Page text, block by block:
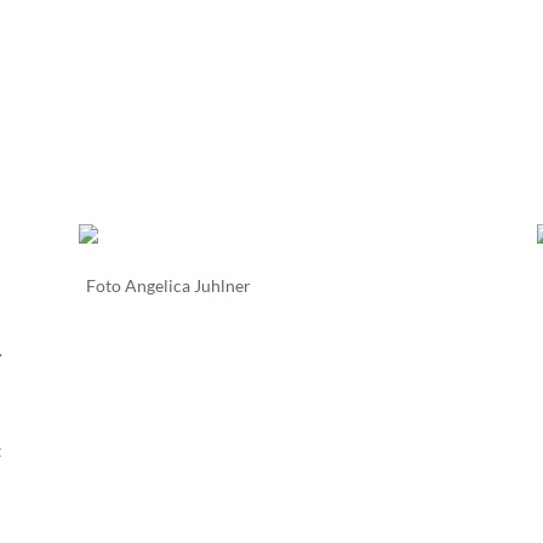
Foto Angelica Juhlner